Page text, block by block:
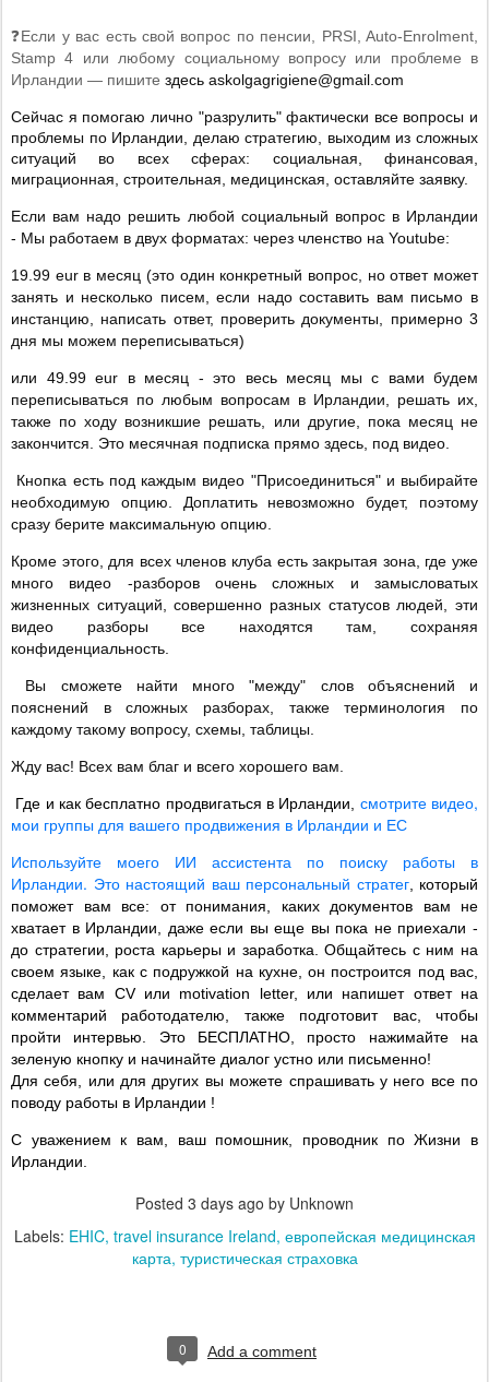
❓Если у вас есть свой вопрос по пенсии, PRSI, Auto-Enrolment,
Stamp 4 или любому социальному вопросу или проблеме в
Ирландии — пишите здесь askolgagrigiene@gmail com
Сейчас я помогаю лично "разрулить" фактически все вопросы и
проблемы по Ирландии, делаю стратегию, выходим из сложных
ситуаций во всех сферах: социальная, финансовая,
миграционная, строительная, медицинская, оставляйте заявку.
Если вам надо решить любой социальный вопрос в Ирландии
- Мы работаем в двух форматах: через членство на Youtube:
19.99 eurв месяц (это один конкретный вопрос, но ответ может
занять и несколько писем, если надо составить вам письмо в
инстанцию, написать ответ, проверить документы, примерно 3
дня мы можем переписываться)
или 49.99 eur в месяц - это весь месяц мы с вами будем
переписываться по любым вопросам в Ирландии, решать их,
также по ходу возникшие решать, или другие, пока месяц не
закончится. Это месячная подписка прямо здесь, под видео.
Кнопка есть под каждым видео "Присоединиться" и выбирайте
необходимую опцию. Доплатить невозможно будет, поэтому
сразу берите максимальную опцию.
Кроме этого, для всех членов клуба есть закрытая зона, где уже
много видео -разборов очень сложных и замысловатых
жизненных ситуаций, совершенно разных статусов людей, эти
видео разборы все находятся там, сохраняя
конфиденциальность.
Вы сможете найти много "между" слов объяснений и
пояснений в сложных разборах, также терминология по
каждому такому вопросу, схемы, таблицы.
Жду вас! Всех вам благ и всего хорошего вам.
Где и как бесплатно продвигаться в Ирландии,
смотрите видео,
мои группы для вашего продвижения в Ирландии и ЕС
Используйте моего ИИ ассистента по поиску работы в
Ирландии. Это настоящий ваш персональный стратег, который
поможет вам все: от понимания, каких документов вам не
хватает в Ирландии, даже если вы еще вы пока не приехали -
до стратегии, роста карьеры и заработка. Общайтесь с ним на
своем языке, как с подружкой на кухне, он построится под вас,
сделает вам CVили motivation letter, или напишет ответ на
комментарий работодателю, также подготовит вас, чтобы
пройти интервью. Это БЕСПЛАТНО, просто нажимайте на
зеленую кнопку и начинайте диалог устно или письменно!
Для себя, или для других вы можете спрашивать у него все по
поводу работы в Ирландии !
С уважением к вам, ваш помошник, проводник по Жизни в
Ирландии.
Posted 3 days ago by Unknown
Labels: EHIC travel insurance Ireland европейская медицинская
карта туристическая страховка
0 Add a comment